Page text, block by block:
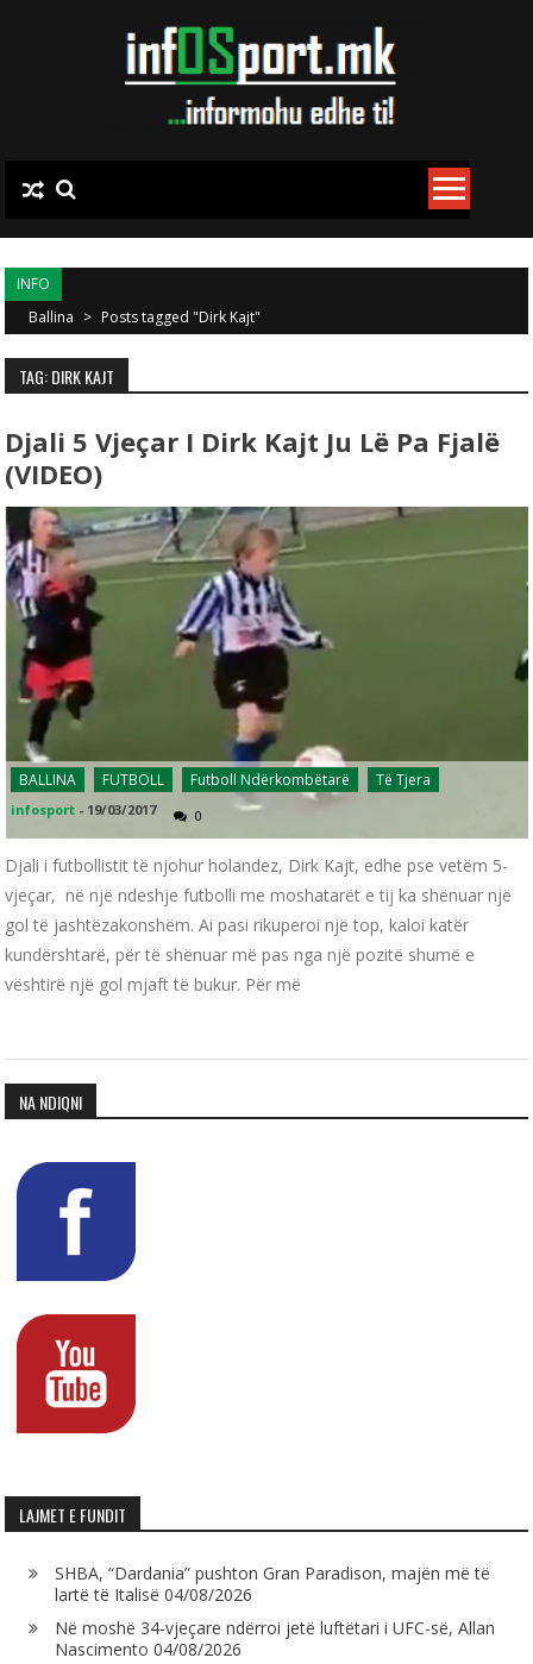
INFO
Ballina > Posts tagged "Dirk Kajt"
TAG: DIRK KAJT
Djali 5 Vjeçar I Dirk Kajt Ju Lë Pa Fjalë
(VIDEO)
BALLINA FUTBOLL Futboll Ndërkombëtarë Të Tjera
infosport - 19/03/2017 0
Djali i futbollistit të njohur holandez, Dirk Kajt, edhe pse vetëm 5-
vjeçar, në një ndeshje futbolli me moshatarët e tij ka shënuar një
gol të jashtëzakonshëm. Ai pasi rikuperoi një top, kaloi katër
kundërshtarë, për të shënuar më pas nga një pozitë shumë e
vështirë një gol mjaft të bukur. Për më
NA NDIQNI
LAJMET E FUNDIT
SHBA, “Dardania” pushton Gran Paradison, majën më të
lartë të Italisë 04/08/2026
Në moshë 34-vjeçare ndërroi jetë luftëtari i UFC-së, Allan
Nascimento 04/08/2026